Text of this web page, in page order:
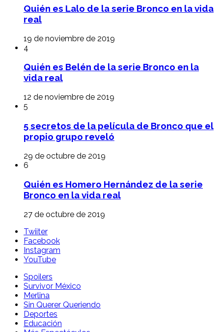
Quién es Lalo de la serie Bronco en la vida
real
19 de noviembre de 2019
4
Quién es Belén de la serie Bronco en la
vida real
12 de noviembre de 2019
5
5 secretos de la película de Bronco que el
propio grupo reveló
29 de octubre de 2019
6
Quién es Homero Hernández de la serie
Bronco en la vida real
27 de octubre de 2019
Twiiter
Facebook
Instagram
YouTube
Spoilers
Survivor México
Merlina
Sin Querer Queriendo
Deportes
Educación